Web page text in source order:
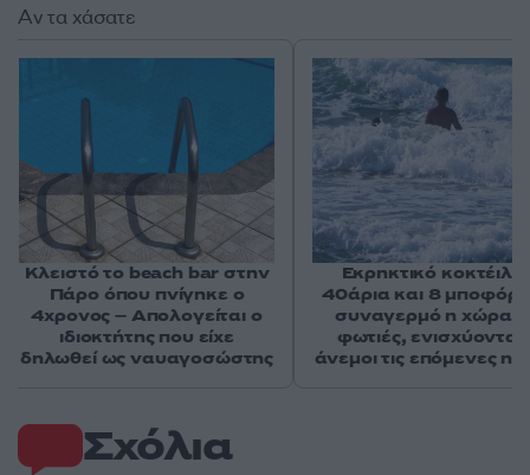
Σχόλια
Αν τα χάσατε
Κλειστό το beach bar στην
Πάρο όπου πνίγηκε ο
4χρονος – Απολογείται ο
ιδιοκτήτης που είχε
δηλωθεί ως ναυαγοσώστης
Εκρηκτικό κοκτέιλ
40άρια και 8 μποφόρ
συναγερμό η χώρα
φωτιές, ενισχύονται
άνεμοι τις επόμενες